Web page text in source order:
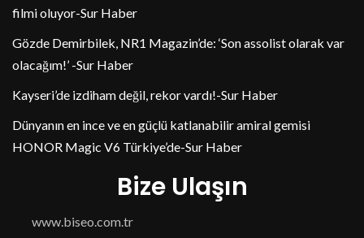
filmi oluyor-Sur Haber
Gözde Demirbilek, NR1 Magazin’de: ‘Son assolist olarak var
olacağım!’ -Sur Haber
Kayseri’de izdiham değil, rekor vardı!-Sur Haber
Dünyanın en ince ve en güçlü katlanabilir amiral gemisi
HONOR Magic V6 Türkiye’de-Sur Haber
Bize Ulaşın
www.biseo.com.tr